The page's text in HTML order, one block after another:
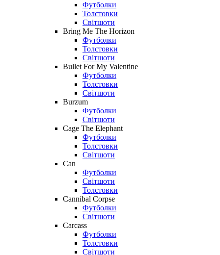
Футболки
Толстовки
Світшоти
Bring Me The Horizon
Футболки
Толстовки
Світшоти
Bullet For My Valentine
Футболки
Толстовки
Світшоти
Burzum
Футболки
Світшоти
Cage The Elephant
Футболки
Толстовки
Світшоти
Can
Футболки
Світшоти
Толстовки
Cannibal Corpse
Футболки
Світшоти
Carcass
Футболки
Толстовки
Світшоти